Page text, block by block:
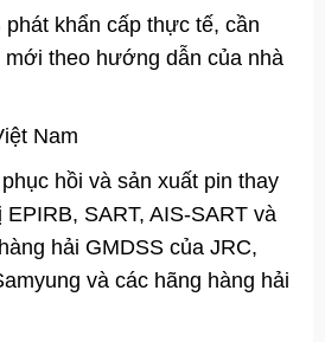
phát khẩn cấp thực tế, cần
mới theo hướng dẫn của nhà
Nam
hồi và sản xuất pin thay
SART, AIS-SART và
hải GMDSS của JRC,
và các hãng hàng hải